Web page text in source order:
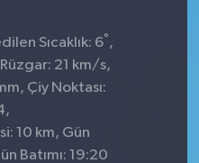
Sıcaklık: 6° ,
Rüzgar: 21 km/s,
Çiy Noktası:
10 km, Gün
Batımı: 19:20